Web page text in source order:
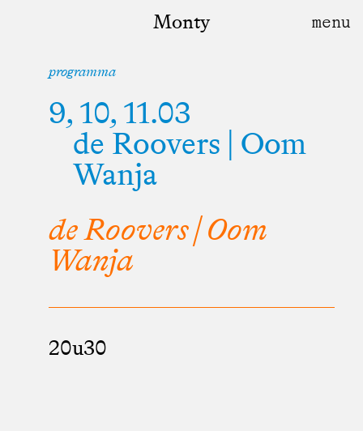
Monty
programma
9, 10, 11.03
de Roovers | Oom
Wanja
de Roovers | Oom
Wanja
20u30